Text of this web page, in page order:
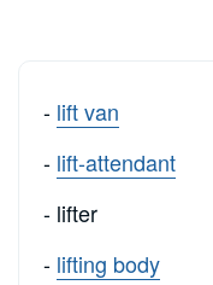
- lift van
- lift-attendant
- lifter
- lifting body